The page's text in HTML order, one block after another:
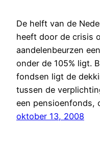
De helft van de
heeft door de crisis
aandelenbeurzen
onder de 105% ligt.
fondsen ligt de
tussen de
een pensioenfonds,
oktober 13, 2008